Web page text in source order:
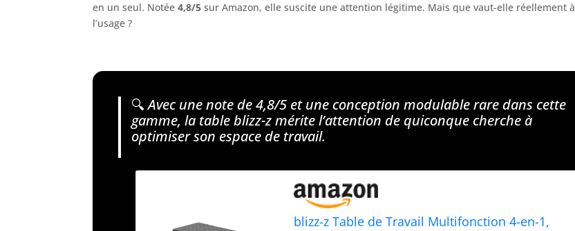
en un seul. Notée4,8/5 sur Amazon, elle suscite une attention légitime. Mais que vaut-elle réellement à
l’usage ?
🔍Avec une note de 4,8/5 et une conception modulable rare dans cette
gamme, la table blizz-z mérite l’attention de quiconque cherche à
optimiser son espace de travail.
blizz-z Table de Travail Multifonction 4-en-1,